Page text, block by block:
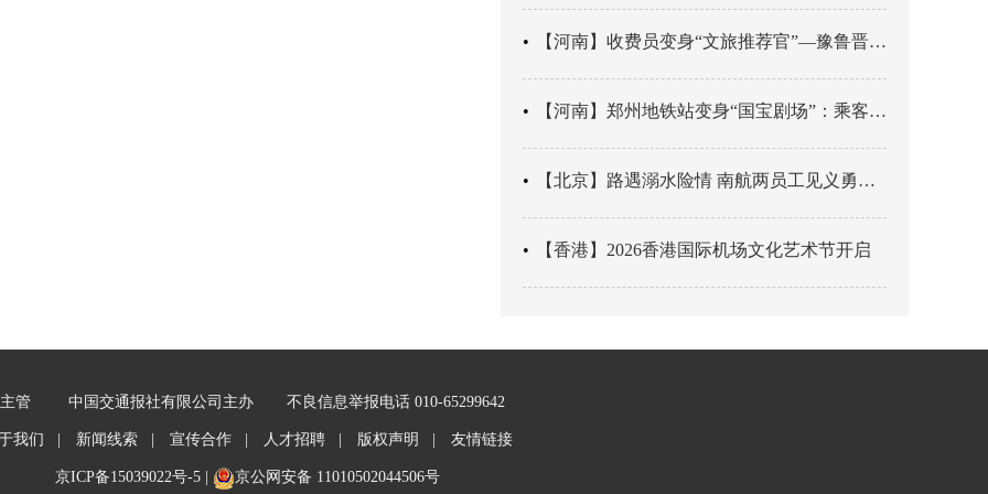
【河南】收费员变身“文旅推荐官”—豫鲁晋四地市交旅融合让游客一下高速就“入戏”
【河南】郑州地铁站变身“国宝剧场”：乘客刚出车厢，就“入戏”千年
【北京】路遇溺水险情 南航两员工见义勇为科学施救
【香港】2026香港国际机场文化艺术节开启
管 中国交通报社有限公司主办 不良信息举报电话 010-65299642
我们 | 新闻线索 | 宣传合作 | 人才招聘 | 版权声明 | 友情链接
京ICP备15039022号-5| 京公网安备 11010502044506号